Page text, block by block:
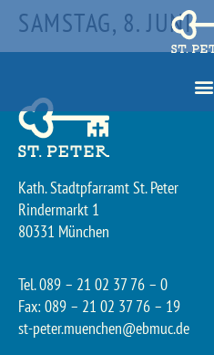
SAMSTAG, 8. JUNI
Kath. Stadtpfarramt St. Peter
Rindermarkt 1
80331 München
Tel. 089 – 21 02 37 76 – 0
Fax: 089 – 21 02 37 76 – 19
st-peter.muenchen@ebmuc.de